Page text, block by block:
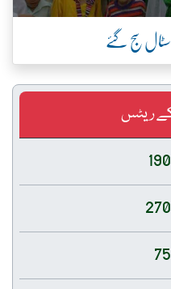
سج گئے
ریٹس
190
270
75